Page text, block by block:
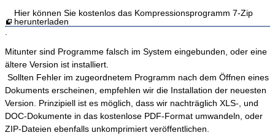
Hier können Sie kostenlos das Kompressionsprogramm 7-Zip
herunterladen
.
Mitunter sind Programme falsch im System eingebunden, oder eine
ältere Version ist installiert.
Sollten Fehler im zugeordnetem Programm nach dem Öffnen eines
Dokuments erscheinen, empfehlen wir die Installation der neuesten
Version. Prinzipiell ist es möglich, dass wir nachträglich XLS-, und
DOC-Dokumente in das kostenlose PDF-Format umwandeln, oder
ZIP-Dateien ebenfalls unkomprimiert veröffentlichen.